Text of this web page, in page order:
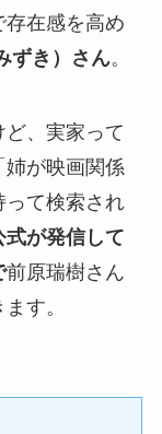
在感を高め
ずき）さん。
ど、実家って
姉が映画関係
て検索され
式が発信して
前原瑞樹さん
す。